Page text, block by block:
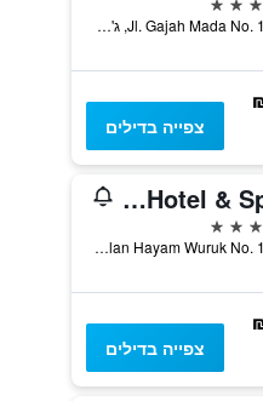
Jl. Gajah Mada No. 126, ג'קרטה, אינדונזיה
צפייה בדילים
The Jayakarta Jakarta Hotel & Spa
Jalan Hayam Wuruk No. 126, ג'קרטה, אינדונזיה
צפייה בדילים